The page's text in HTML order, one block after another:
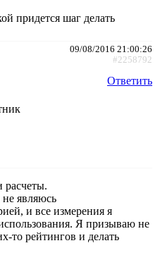
придется шаг делать
09/08/2016 21:00:26
#2258792
Ответить
расчеты.
являюсь
и все измерения я
Я призываю не
то рейтингов и делать